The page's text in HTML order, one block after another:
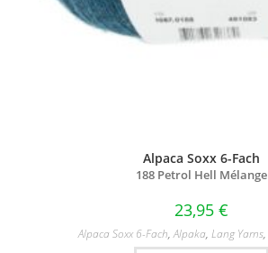
Alpaca Soxx 6-Fach
188 Petrol Hell Mélange
23,95 €
Alpaca Soxx 6-Fach,Alpaka, Lang Yarns,